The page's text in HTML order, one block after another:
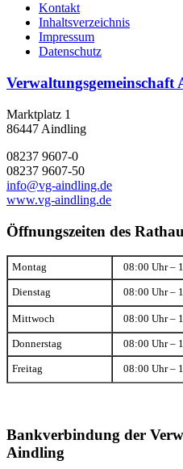
Kontakt
Inhaltsverzeichnis
Impressum
Datenschutz
Verwaltungsgemeinschaft
Marktplatz 1
86447 Aindling
08237 9607-0
08237 9607-50
info@vg-aindling.de
www.vg-aindling.de
Öffnungszeiten des
Montag 08:00 Uhr –
Dienstag 08:00 Uhr –
Mittwoch 08:00 Uhr –
Donnerstag 08:00 Uhr –
Freitag 08:00 Uhr –
Bankverbindung der
Aindling